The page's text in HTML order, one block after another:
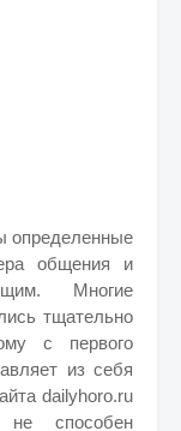
определенные
общения и
Многие
тщательно
с первого
из себя
dailyhoro.ru
способен